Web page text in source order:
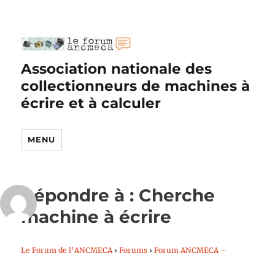
Association nationale des
collectionneurs de machines à
écrire et à calculer
MENU
Répondre à : Cherche
machine à écrire
Le Forum de l’ANCMECA › Forums › Forum ANCMECA –